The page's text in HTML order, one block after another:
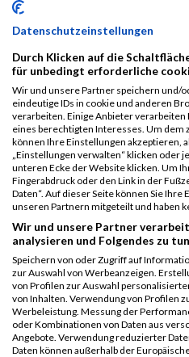
München
Teamwertung
mixed
Sophia
B2RUN
München
Teamwertung
weiblich
23743 Julia
Sophia
Legende:
GPos = Geschlechter Position,
Team Position, DNS = Did not
Disqualifiziert
Datenschutzeinstellungen
Durch Klicken auf die
für unbedingt erforderliche
Wir und unsere Partner speichern und/
eindeutige IDs in cookie und anderen
verarbeiten. Einige Anbieter
eines berechtigten Interesses. Um dem
können Ihre Einstellungen akzeptieren,
„Einstellungen verwalten“ klicken oder
unteren Ecke der Website klicken. Um
Fingerabdruck oder den Link in der
Daten“. Auf dieser Seite können Sie
unseren Partnern mitgeteilt und haben
Wir und unsere Partner
analysieren und Folgendes zu
Speichern von oder Zugriff auf
zur Auswahl von Werbeanzeigen.
von Profilen zur Auswahl
von Inhalten. Verwendung von Profilen
Werbeleistung. Messung der
oder Kombinationen von Daten aus
Angebote. Verwendung reduzierter
Daten können außerhalb der